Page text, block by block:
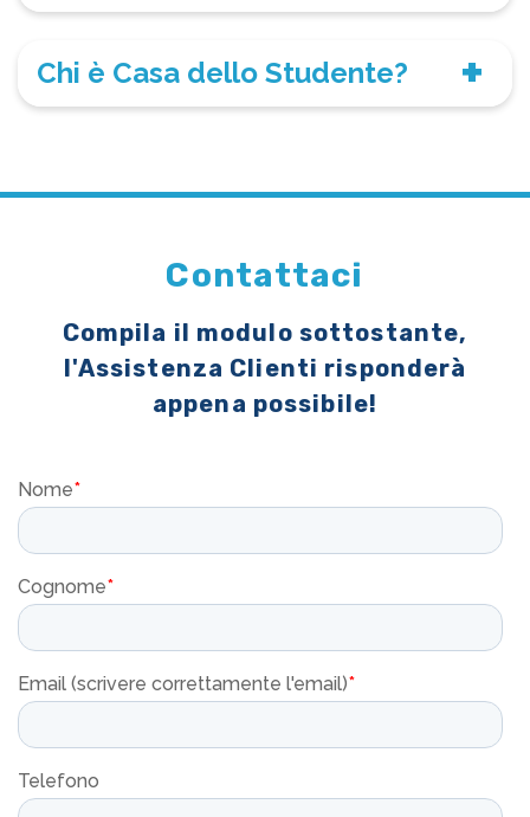
Chi è Casa dello Studente?
Contattaci
Compila il modulo sottostante,
l'Assistenza Clienti risponderà
appena possibile!